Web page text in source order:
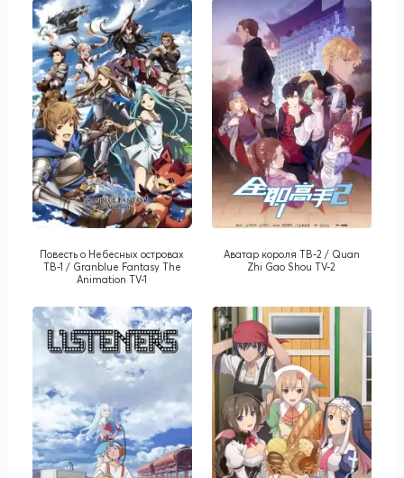
Повесть о Небесных островах
ТВ-1 / Granblue Fantasy The
Animation TV-1
Аватар короля ТВ-2 / Quan
Zhi Gao Shou TV-2